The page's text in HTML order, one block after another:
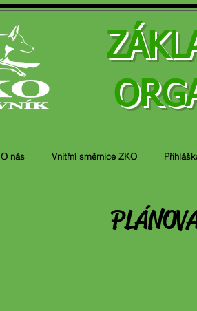
O nás Vnitřní směrnice ZKO